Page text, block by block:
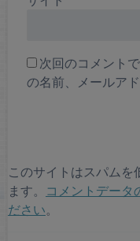
次回のコメント
の名前、メールア
このサイトはスパムを
ます。
コメントデータ
ださい。